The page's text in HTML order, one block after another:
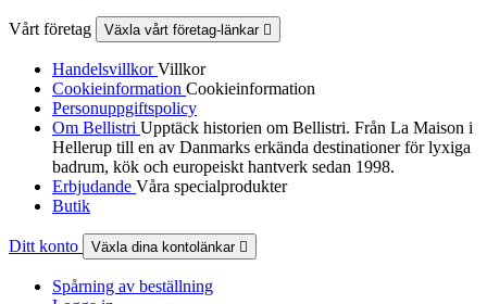
Vårt företag Växla vårt företag-länkar 
HandelsvillkorVillkor
Cookieinformation Cookieinformation
Personuppgiftspolicy
Om Bellistri Upptäck historien om Bellistri. Från La Maison i
Hellerup till en av Danmarks erkända destinationer för lyxiga
badrum, kök och europeiskt hantverk sedan 1998.
Erbjudande Våra specialprodukter
Butik
Ditt konto Växla dina kontolänkar 
Spårning av beställning